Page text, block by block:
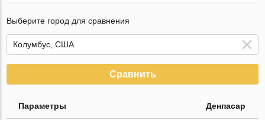
Выберите город для сравнения
Сравнить
Параметры Денпасар